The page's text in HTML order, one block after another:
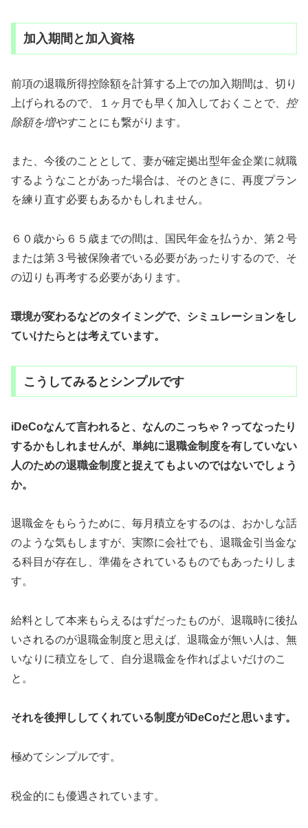
加入期間と加入資格
前項の退職所得控除額を計算する上での加入期間は、切り
上げられるので、１ヶ月でも早く加入しておくことで、 控
除額を増やすことにも繋がります。
また、今後のこととして、妻が確定拠出型年金企業に就職
するようなことがあった場合は、そのときに、再度プラン
を練り直す必要もあるかもしれません。
６０歳から６５歳までの間は、国民年金を払うか、第２号
または第３号被保険者でいる必要があったりするので、そ
の辺りも再考する必要があります。
環境が変わるなどのタイミングで、シミュレーションをし
ていけたらとは考えています。
こうしてみるとシンプルです
iDeCoなんて言われると、なんのこっちゃ？ってなったり
するかもしれませんが、単純に退職金制度を有していない
人のための退職金制度と捉えてもよいのではないでしょう
か。
退職金をもらうために、毎月積立をするのは、おかしな話
のような気もしますが、実際に会社でも、退職金引当金な
る科目が存在し、準備をされているものでもあったりしま
す。
給料として本来もらえるはずだったものが、退職時に後払
いされるのが退職金制度と思えば、退職金が無い人は、無
いなりに積立をして、自分退職金を作ればよいだけのこ
と。
それを後押ししてくれている制度がiDeCoだと思います。
極めてシンプルです。
税金的にも優遇されています。